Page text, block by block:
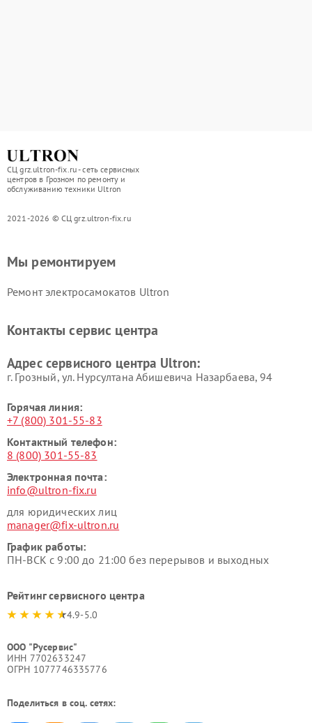
СЦ grz.ultron-fix.ru - сеть сервисных
центров в Грозном по ремонту и
обслуживанию техники Ultron
2021-2026 © СЦ grz.ultron-fix.ru
Мы ремонтируем
Ремонт электросамокатов Ultron
Контакты сервис центра
Адрес сервисного центра Ultron:
г. Грозный, ул. Нурсултана Абишевича Назарбаева, 94
Горячая линия:
+7 (800) 301-55-83
Контактный телефон:
8 (800) 301-55-83
Электронная почта:
info@ultron-fix.ru
для юридических лиц
manager@fix-ultron.ru
График работы:
ПН-ВСК с 9:00 до 21:00 без перерывов и выходных
Рейтинг сервисного центра
4.9-5.0
ООО "Русервис"
ИНН 7702633247
ОГРН 1077746335776
Поделиться в соц. сетях: